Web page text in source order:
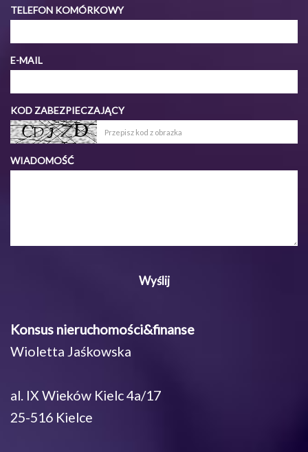
TELEFON KOMÓRKOWY
E-MAIL
KOD ZABEZPIECZAJĄCY
WIADOMOŚĆ
Konsus nieruchomości&finanse
Wioletta Jaśkowska
al. IX Wieków Kielc 4a/17
25-516 Kielce